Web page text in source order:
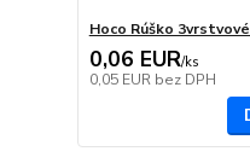
Hoco Rúško
0,06 EUR/ks
0,05 EUR bez DPH